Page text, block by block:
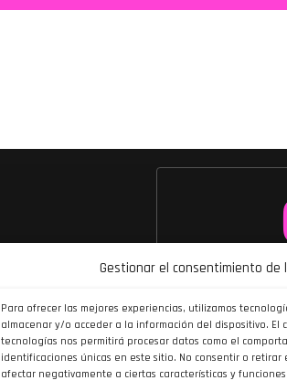
Gestionar el consentimiento de
Para ofrecer las mejores experiencias, utilizamos
almacenar y/o acceder a la información del dispositivo. El
tecnologías nos permitirá procesar datos como el
identificaciones únicas en este sitio. No consentir o
afectar negativamente a ciertas características y funciones.